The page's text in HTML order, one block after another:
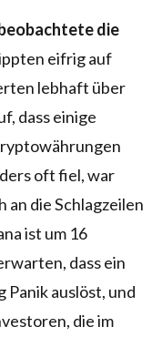
die
eifrig auf
lebhaft über
dass einige
oft fiel, war
an die Schlagzeilen
ist um 16
dass ein
Panik auslöst, und
die im